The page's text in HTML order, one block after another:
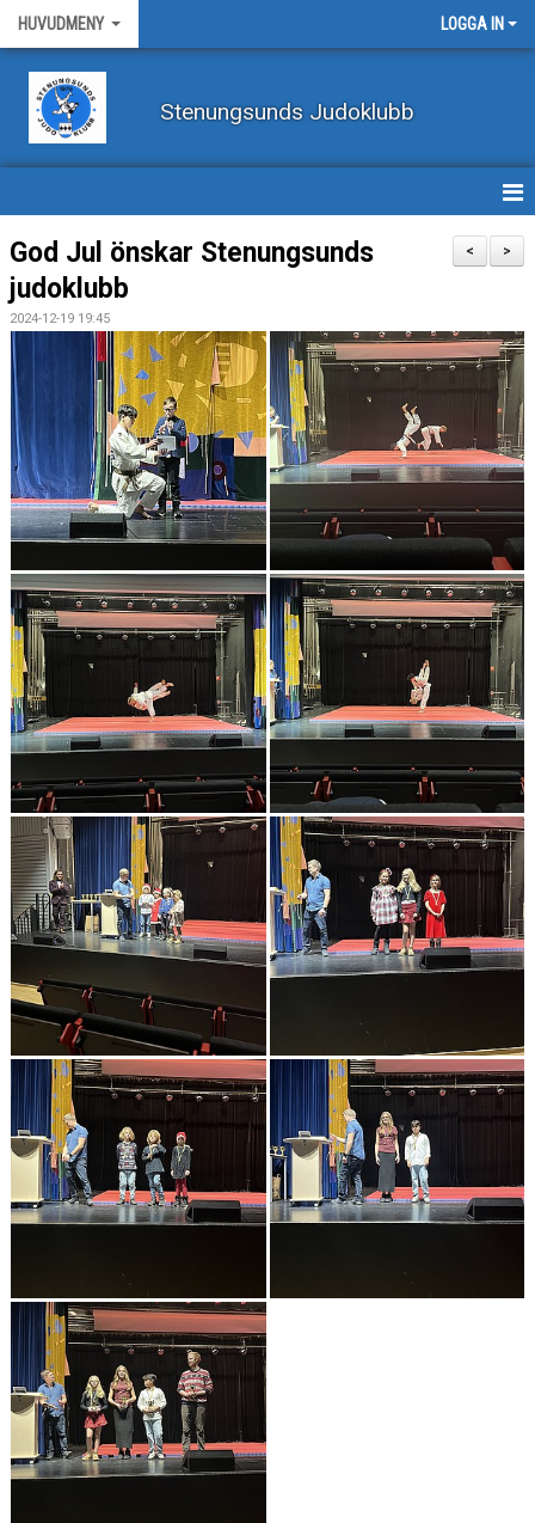
HUVUDMENY LOGGA IN
Stenungsunds Judoklubb
HEM
FÖRBUNDSNYHETER
BÖRJA TRÄNA JUDO
BLI MEDLEM
VECKOSCHEMA
>
<
God Jul önskar Stenungsunds
judoklubb
2024-12-19 19:45